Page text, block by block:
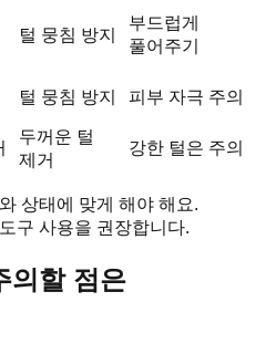
털 뭉침 방지
부드럽게
풀어주기
털 뭉침 방지 피부 자극 주의
두꺼운 털
제거
강한 털은 주의
상태에 맞게 해야 해요.
구 사용을 권장합니다.
의할 점은